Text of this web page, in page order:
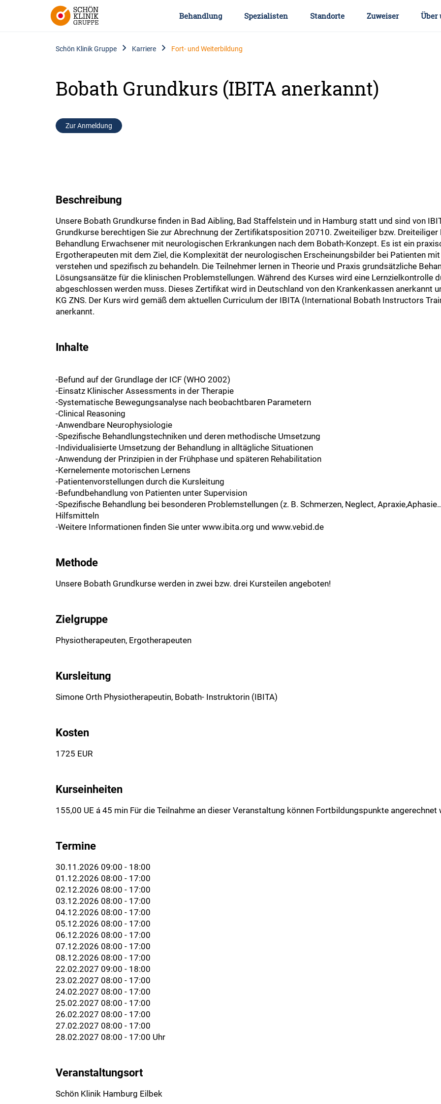
Behandlung Spezialisten Standorte Zuweiser Über
Schön Klinik Gruppe Karriere Fort- und Weiterbildung
Bobath Grundkurs (IBITA anerkannt)
Zur Anmeldung
Beschreibung
Unsere Bobath Grundkurse finden in Bad Aibling, Bad Staffelstein und in Hamburg statt und sind von
Grundkurse berechtigen Sie zur Abrechnung der Zertifikatsposition 20710. Zweiteiliger bzw. Dreiteiliger
Behandlung Erwachsener mit neurologischen Erkrankungen nach dem Bobath-Konzept. Es ist ein
Ergotherapeuten mit dem Ziel, die Komplexität der neurologischen Erscheinungsbilder bei Patienten
verstehen und spezifisch zu behandeln. Die Teilnehmer lernen in Theorie und Praxis grundsätzliche
Lösungsansätze für die klinischen Problemstellungen. Während des Kurses wird eine Lernzielkontrolle
abgeschlossen werden muss. Dieses Zertifikat wird in Deutschland von den Krankenkassen anerkannt
KG ZNS. Der Kurs wird gemäß dem aktuellen Curriculum der IBITA (International Bobath Instructors
anerkannt.
Inhalte
-Befund auf der Grundlage der ICF (WHO 2002)
-Einsatz Klinischer Assessments in der Therapie
-Systematische Bewegungsanalyse nach beobachtbaren Parametern
-Clinical Reasoning
-Anwendbare Neurophysiologie
-Spezifische Behandlungstechniken und deren methodische Umsetzung
-Individualisierte Umsetzung der Behandlung in alltägliche Situationen
-Anwendung der Prinzipien in der Frühphase und späteren Rehabilitation
-Kernelemente motorischen Lernens
-Patientenvorstellungen durch die Kursleitung
-Befundbehandlung von Patienten unter Supervision
-Spezifische Behandlung bei besonderen Problemstellungen (z. B. Schmerzen, Neglect,
Hilfsmitteln
-Weitere Informationen finden Sie unter www.ibita.org und www.vebid.de
Methode
Unsere Bobath Grundkurse werden in zwei bzw. drei Kursteilen angeboten!
Zielgruppe
Physiotherapeuten, Ergotherapeuten
Kursleitung
Simone Orth Physiotherapeutin, Bobath- Instruktorin (IBITA)
Kosten
1725 EUR
Kurseinheiten
155,00 UE á 45 min Für die Teilnahme an dieser Veranstaltung können Fortbildungspunkte angerechnet
Termine
30.11.2026 09:00 - 18:00
01.12.2026 08:00 - 17:00
02.12.2026 08:00 - 17:00
03.12.2026 08:00 - 17:00
04.12.2026 08:00 - 17:00
05.12.2026 08:00 - 17:00
06.12.2026 08:00 - 17:00
07.12.2026 08:00 - 17:00
08.12.2026 08:00 - 17:00
22.02.2027 09:00 - 18:00
23.02.2027 08:00 - 17:00
24.02.2027 08:00 - 17:00
25.02.2027 08:00 - 17:00
26.02.2027 08:00 - 17:00
27.02.2027 08:00 - 17:00
28.02.2027 08:00 - 17:00 Uhr
Veranstaltungsort
Schön Klinik Hamburg Eilbek